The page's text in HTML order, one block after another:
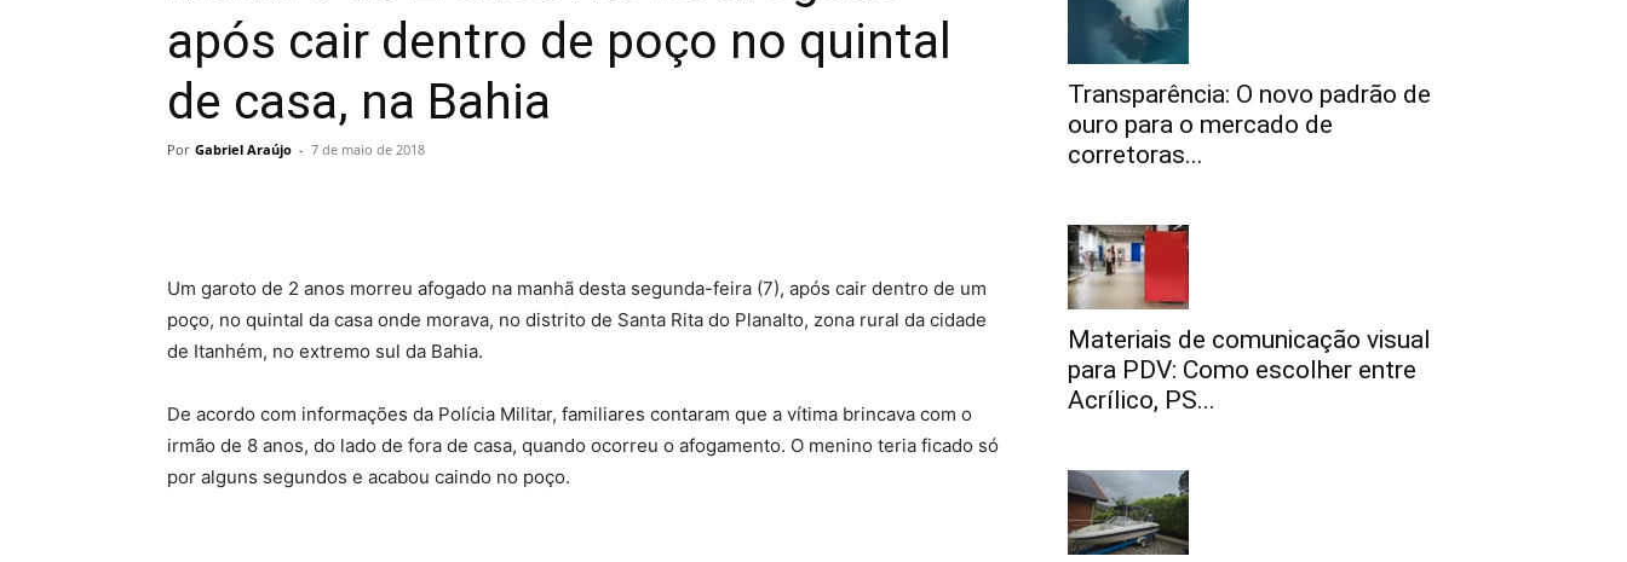
após cair dentro de poço no quintal
de casa, na Bahia
Por Gabriel Araújo - 7 de maio de 2018
Um garoto de 2 anos morreu afogado na manhã desta segunda-feira (7), após cair dentro de um
poço, no quintal da casa onde morava, no distrito de Santa Rita do Planalto, zona rural da cidade
de Itanhém, no extremo sul da Bahia.
De acordo com informações da Polícia Militar, familiares contaram que a vítima brincava com o
irmão de 8 anos, do lado de fora de casa, quando ocorreu o afogamento. O menino teria ficado só
por alguns segundos e acabou caindo no poço.
Transparência: O novo padrão de
ouro para o mercado de
corretoras...
Materiais de comunicação visual
para PDV: Como escolher entre
Acrílico, PS...